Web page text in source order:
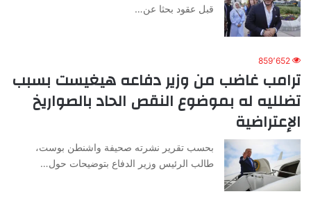
قبل عقود بحثا عن…
859٬652
ترامب غاضب من وزير دفاعه هيغيست بسبب
تضلليه له بموضوع النقص الحاد بالصواريخ
الإعتراضية
بحسب تقرير نشرته صحيفة واشنطن بوست،
طالب الرئيس وزير الدفاع بتوضيحات حول…